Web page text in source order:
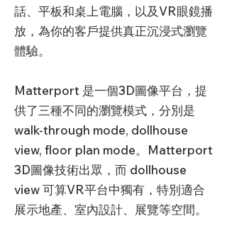
話、平板和桌上電腦，以及VR眼鏡播
放，為你的客戶提供真正沉浸式瀏覽
體驗。
Matterport 是一個3D圖像平台，提
供了三種不同的瀏覽模式，分別是
walk-through mode, dollhouse
view, floor plan mode。Matterport
3D圖像技術出眾，而 dollhouse
view 可算VR平台中獨有，特別適合
展示地產、室內設計、展覽等空間。